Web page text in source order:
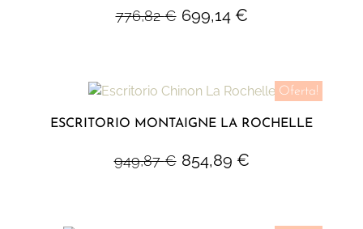
776,82€ 699,14 €
Oferta!
ESCRITORIO MONTAIGNE LA ROCHELLE
949,87€ 854,89 €